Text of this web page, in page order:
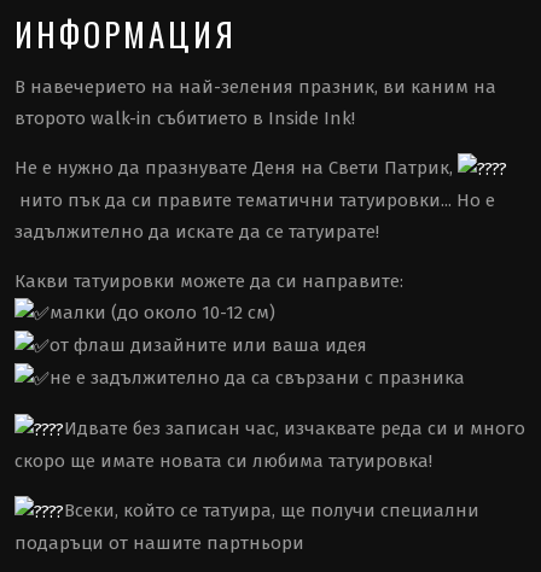
ИНФОРМАЦИЯ
В навечерието на най-зеления празник, ви каним на
второто walk-in събитието в Inside Ink!
Не е нужно да празнувате Деня на Свети Патрик,
нито пък да си правите тематични татуировки... Но е
задължително да искате да се татуирате!
Какви татуировки можете да си направите:
малки (до около 10-12 см)
от флаш дизайните или ваша идея
не е задължително да са свързани с празника
Идвате без записан час, изчаквате реда си и много
скоро ще имате новата си любима татуировка!
Всеки, който се татуира, ще получи специални
подаръци от нашите партньори